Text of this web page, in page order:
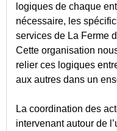
logiques de chaque
nécessaire, les
services de La Ferme
Cette organisation
relier ces logiques
aux autres dans un
La coordination des
intervenant autour de